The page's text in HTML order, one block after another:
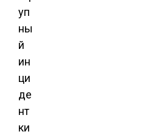
уп
ны
й
ин
ци
де
нт
ки